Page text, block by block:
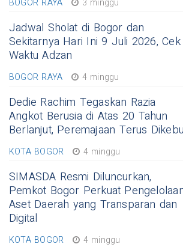
BOGOR RAYA 3 minggu
Jadwal Sholat di Bogor dan
Sekitarnya Hari Ini 9 Juli 2026, Cek
Waktu Adzan
BOGOR RAYA 4 minggu
Dedie Rachim Tegaskan Razia
Angkot Berusia di Atas 20 Tahun
Berlanjut, Peremajaan Terus
KOTA BOGOR 4 minggu
SIMASDA Resmi Diluncurkan,
Pemkot Bogor Perkuat
Aset Daerah yang Transparan dan
Digital
KOTA BOGOR 4 minggu